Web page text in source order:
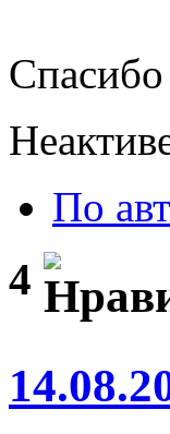
Спасибо
По
4